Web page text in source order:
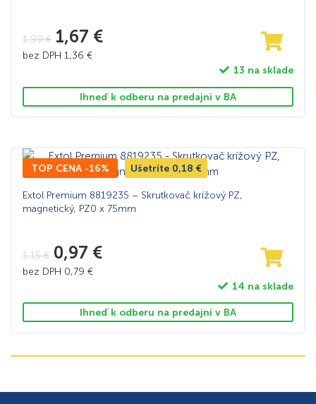
1,99€ 1,67 €
bez DPH 1,36 €
13 na sklade
Ihneď k odberu na predajni v BA
TOP CENA -16% Ušetríte 0,18 €
Extol Premium 8819235 – Skrutkovač krížový PZ,
magnetický, PZ0 x 75mm
1,15€ 0,97 €
bez DPH 0,79 €
14 na sklade
Ihneď k odberu na predajni v BA